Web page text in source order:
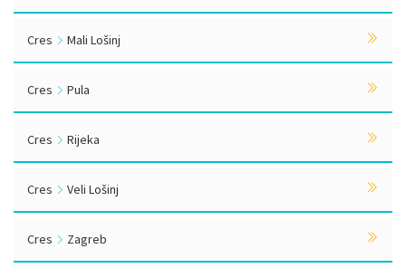
Cres Mali Lošinj
Cres Pula
Cres Rijeka
Cres Veli Lošinj
Cres Zagreb